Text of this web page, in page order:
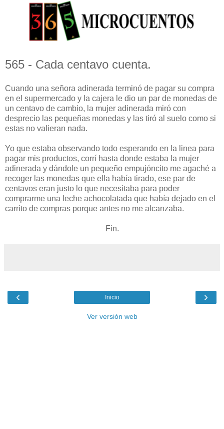
565 - Cada centavo cuenta.
Cuando una señora adinerada terminó de pagar su compra
en el supermercado y la cajera le dio un par de monedas de
un centavo de cambio, la mujer adinerada miró con
desprecio las pequeñas monedas y las tiró al suelo como si
estas no valieran nada.
Yo que estaba observando todo esperando en la linea para
pagar mis productos, corrí hasta donde estaba la mujer
adinerada y dándole un pequeño empujóncito me agaché a
recoger las monedas que ella había tirado, ese par de
centavos eran justo lo que necesitaba para poder
comprarme una leche achocolatada que había dejado en el
carrito de compras porque antes no me alcanzaba.
Fin.
‹ ›
Inicio
Ver versión web